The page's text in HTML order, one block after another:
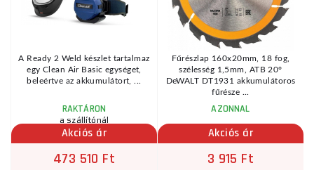
A Ready 2 Weld készlet tartalmaz
egy Clean Air Basic egységet,
beleértve az akkumulátort, ...
RAKTÁRON
a szállítónál
Akciós ár
473 510 Ft
Fűrészlap 160x20mm, 18 fog,
szélesség 1,5mm, ATB 20°
DeWALT DT1931 akkumulátoros
fűrésze ...
AZONNAL
Akciós ár
3 915 Ft